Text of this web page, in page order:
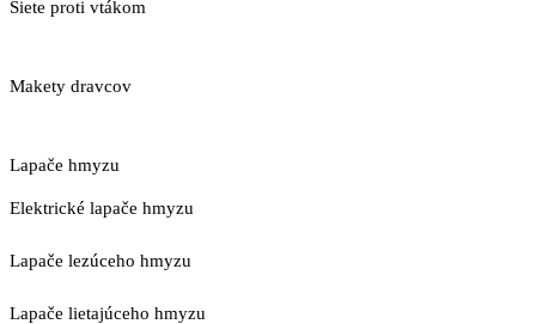
Siete proti vtákom
Makety dravcov
Lapače hmyzu
Elektrické lapače hmyzu
Lapače lezúceho hmyzu
Lapače lietajúceho hmyzu